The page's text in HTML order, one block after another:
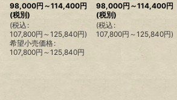
98,000円 ～114,400円
(税別)
(税込 :
107,800円 ～125,840円)
希望小売価格:
107,800円 ～125,840円
98,000円 ～114,400円
(税別)
(税込 :
107,800円 ～125,840円)